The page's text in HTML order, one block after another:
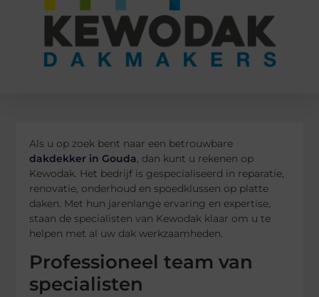
Als u op zoek bent naar een betrouwbare
dakdekker in Gouda, dan kunt u rekenen op
Kewodak. Het bedrijf is gespecialiseerd in reparatie,
renovatie, onderhoud en spoedklussen op platte
daken. Met hun jarenlange ervaring en expertise,
staan de specialisten van Kewodak klaar om u te
helpen met al uw dak werkzaamheden.
Professioneel team van
specialisten